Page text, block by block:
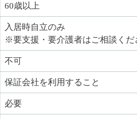
60歳以上
入居時自立のみ
※要支援・要介護者はご相談くだ
不可
保証会社を利用すること
必要